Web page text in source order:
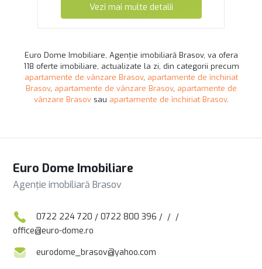
Vezi mai multe detalii
Euro Dome Imobiliare, Agenție imobiliară Brasov, va ofera
118 oferte imobiliare, actualizate la zi, din categorii precum
apartamente de vânzare Brasov, apartamente de închiriat
Brasov, apartamente de vânzare Brasov, apartamente de
vânzare Brasovsau apartamente de închiriat Brasov.
Euro Dome Imobiliare
Agenție imobiliară Brasov
0722 224 720 / 0722 800 396 / / /
office@euro-dome.ro
eurodome_brasov@yahoo.com